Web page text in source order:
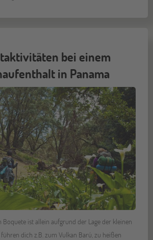
bei einem
in Panama
Boquete ist allein aufgrund der Lage der kleinen
führen dich z.B. zum Vulkan Barú, zu heißen